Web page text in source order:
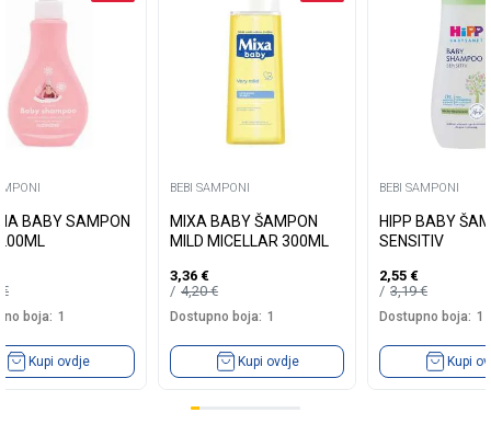
BABY SAMPON
€
boja: 1
Kupi ovdje
BEBI SAMPONI
MIXA BABY ŠAMPON
MILD MICELLAR 300ML
3,36 €
4,20€
Dostupno boja: 1
Kupi ovdje
BEBI SAMPONI
HIPP BABY
SENSITIV
2,55 €
3,19€
Dostupno boja: 1
Kupi